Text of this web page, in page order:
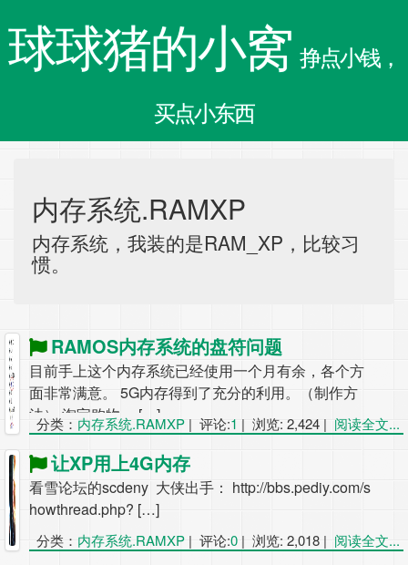
球球猪的小窝 挣点小钱，
买点小东西
内存系统.RAMXP
内存系统，我装的是RAM_XP，比较习
惯。
RAMOS内存系统的盘符问题
目前手上这个内存系统已经使用一个月有余，各个方
面非常满意。 5G内存得到了充分的利用。（制作方
法） 淘宝购物， […]
分类： 内存系统.RAMXP | 评论:1 | 浏览: 2,424 | 阅读全文...
让XP用上4G内存
看雪论坛的scdeny 大侠出手： http://bbs.pediy.com/s
howthread.php? […]
分类： 内存系统.RAMXP | 评论:0 | 浏览: 2,018 | 阅读全文...